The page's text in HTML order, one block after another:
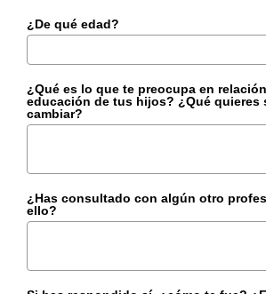
¿De qué edad?
¿Qué es lo que te preocupa en
educación de tus hijos? ¿Qué quieres
cambiar?
¿Has consultado con algún otro
ello?